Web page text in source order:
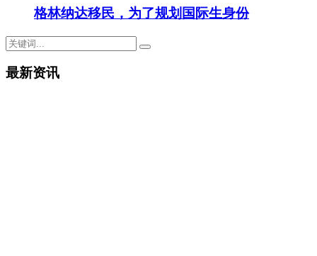
格林纳达移民，为了规划国际生身份
最新资讯